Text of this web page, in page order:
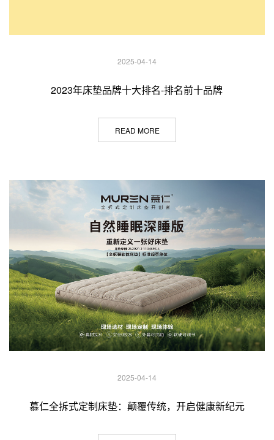
2025-04-14
2023年床垫品牌十大排名-排名前十品牌
READ MORE
2025-04-14
慕仁全拆式定制床垫：颠覆传统，开启健康新纪元